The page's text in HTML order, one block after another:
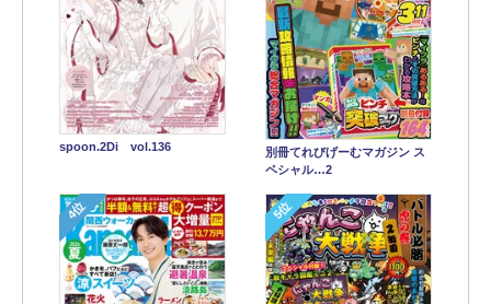
spoon.2Di vol.136
別冊てれびげーむマガジン ス
ペシャル…2
4位 5位